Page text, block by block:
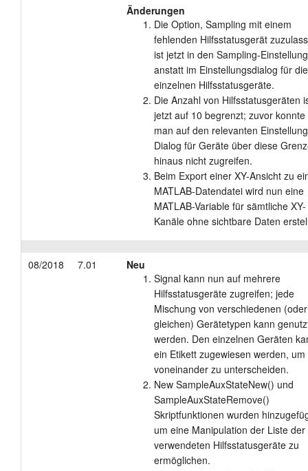
Änderungen
Die Option, Sampling mit einem
fehlenden Hilfsstatusgerät
ist jetzt in den Sampling-
anstatt im Einstellungsdialog für die
einzelnen Hilfsstatusgeräte.
Die Anzahl von Hilfsstatusgeräten
jetzt auf 10 begrenzt; zuvor konnte
man auf den relevanten
Dialog für Geräte über diese
hinaus nicht zugreifen.
Beim Export einer XY-Ansicht zu
MATLAB-Datendatei wird nun eine
MATLAB-Variable für sämtliche XY-
Kanäle ohne sichtbare Daten
08/2018 7.01
Neu
Signal kann nun auf mehrere
Hilfsstatusgeräte zugreifen; jede
Mischung von verschiedenen (oder
gleichen) Gerätetypen kann
werden. Den einzelnen Geräten
ein Etikett zugewiesen werden, um
voneinander zu unterscheiden.
New SampleAuxStateNew() und
SampleAuxStateRemove()
Skriptfunktionen wurden
um eine Manipulation der Liste der
verwendeten Hilfsstatusgeräte zu
ermöglichen.